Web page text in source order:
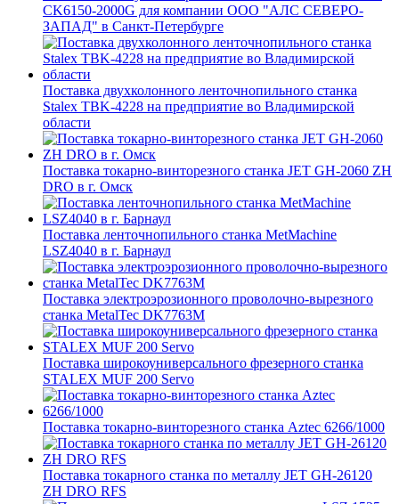
CK6150-2000G для компании ООО "АЛС СЕВЕРО-
ЗАПАД" в Санкт-Петербурге
Поставка двухколонного ленточнопильного станка
Stalex TBK-4228 на предприятие во Владимирской
области
Поставка токарно-винторезного станка JET GH-2060 ZH
DRO в г. Омск
Поставка ленточнопильного станка MetMachine
LSZ4040 в г. Барнаул
Поставка электроэрозионного проволочно-вырезного
станка MetalTec DK7763M
Поставка широкоуниверсального фрезерного станка
STALEX MUF 200 Servo
Поставка токарно-винторезного станка Aztec 6266/1000
Поставка токарного станка по металлу JET GH-26120
ZH DRO RFS